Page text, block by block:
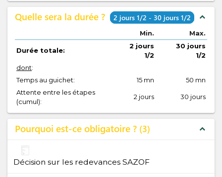
Quelle sera la durée ? 2 jours 1/2 - 30 jours 1/2 expand_less
Min. Max.
Durée totale:
2 jours
1/2
30 jours
1/2
dont:
Temps au guichet:
15 mn
50 mn
Attente entre les étapes
(cumul):
2 jours 30 jours
Pourquoi est-ce obligatoire ? 3 expand_less
Décision sur les redevances SAZOF